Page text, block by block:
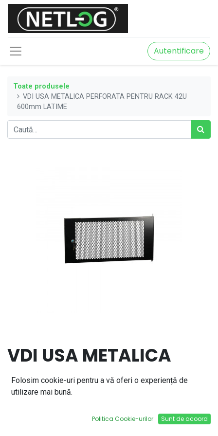
Autentificare
Toate produsele
VDI USA METALICA PERFORATA PENTRU RACK 42U
600mm LATIME
VDI USA METALICA
PERFORATA PENTRU
RACK 42U 600mm
Folosim cookie-uri pentru a vă oferi o experiență de
utilizare mai bună.
Politica Cookie-urilor Sunt de acoord